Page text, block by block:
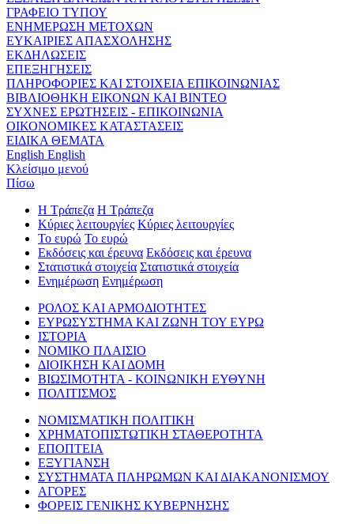
ΓΡΑΦΕΙΟ ΤΥΠΟΥ
ΕΝΗΜΕΡΩΣΗ ΜΕΤΟΧΩΝ
ΕΥΚΑΙΡΙΕΣ ΑΠΑΣΧΟΛΗΣΗΣ
ΕΚΔΗΛΩΣΕΙΣ
ΕΠΕΞΗΓΗΣΕΙΣ
ΠΛΗΡΟΦΟΡΙΕΣ ΚΑΙ ΣΤΟΙΧΕΙΑ ΕΠΙΚΟΙΝΩΝΙΑΣ
ΒΙΒΛΙΟΘΗΚΗ ΕΙΚΟΝΩΝ ΚΑΙ ΒΙΝΤΕΟ
ΣΥΧΝΕΣ ΕΡΩΤΗΣΕΙΣ - ΕΠΙΚΟΙΝΩΝΙΑ
ΟΙΚΟΝΟΜΙΚΕΣ ΚΑΤΑΣΤΑΣΕΙΣ
ΕΙΔΙΚΑ ΘΕΜΑΤΑ
English English
Κλείσιμο μενού
Πίσω
Η Τράπεζα Η Τράπεζα
Κύριες λειτουργίες Κύριες λειτουργίες
Το ευρώ Το ευρώ
Εκδόσεις και έρευνα Εκδόσεις και έρευνα
Στατιστικά στοιχεία Στατιστικά στοιχεία
Ενημέρωση Ενημέρωση
ΡΟΛΟΣ ΚΑΙ ΑΡΜΟΔΙΟΤΗΤΕΣ
ΕΥΡΩΣΥΣΤΗΜΑ ΚΑΙ ΖΩΝΗ ΤΟΥ ΕΥΡΩ
ΙΣΤΟΡΙΑ
ΝΟΜΙΚΟ ΠΛΑΙΣΙΟ
ΔΙΟΙΚΗΣΗ ΚΑΙ ΔΟΜΗ
ΒΙΩΣΙΜΟΤΗΤΑ - ΚΟΙΝΩΝΙΚΗ ΕΥΘΥΝΗ
ΠΟΛΙΤΙΣΜΟΣ
ΝΟΜΙΣΜΑΤΙΚΗ ΠΟΛΙΤΙΚΗ
ΧΡΗΜΑΤΟΠΙΣΤΩΤΙΚΗ ΣΤΑΘΕΡΟΤΗΤΑ
ΕΠΟΠΤΕΙΑ
ΕΞΥΓΙΑΝΣΗ
ΣΥΣΤΗΜΑΤΑ ΠΛΗΡΩΜΩΝ ΚΑΙ ΔΙΑΚΑΝΟΝΙΣΜΟΥ
ΑΓΟΡΕΣ
ΦΟΡΕΙΣ ΓΕΝΙΚΗΣ ΚΥΒΕΡΝΗΣΗΣ